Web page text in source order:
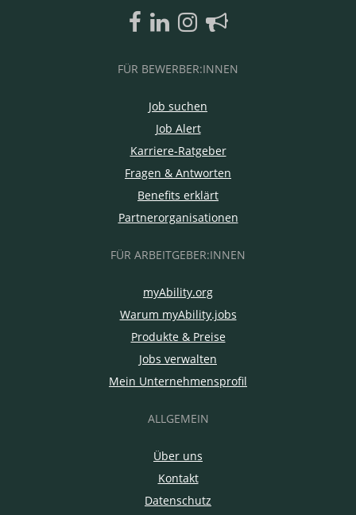
FÜR BEWERBER:INNEN
Job suchen
Job Alert
Karriere-Ratgeber
Fragen & Antworten
Benefits erklärt
Partnerorganisationen
FÜR ARBEITGEBER:INNEN
myAbility.org
Warum myAbility.jobs
Produkte & Preise
Jobs verwalten
Mein Unternehmensprofil
ALLGEMEIN
Über uns
Kontakt
Datenschutz